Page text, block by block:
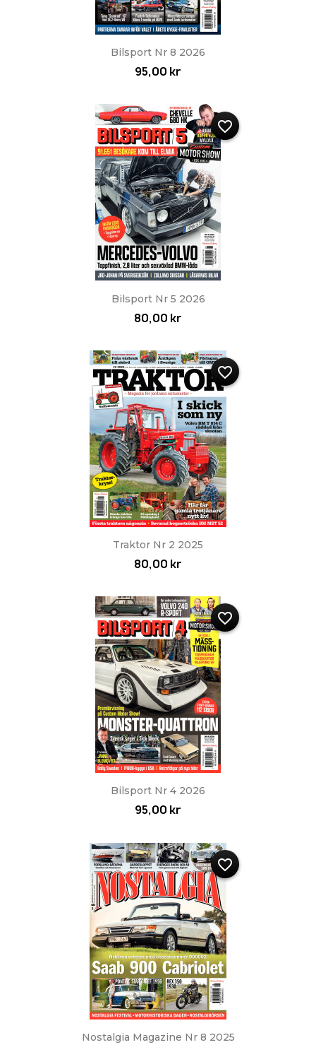
Bilsport Nr 8 2026
95,00 kr
Bilsport Nr 5 2026
80,00 kr
favorite_border
Traktor Nr 2 2025
80,00 kr
favorite_border
Bilsport Nr 4 2026
95,00 kr
favorite_border
Nostalgia Magazine Nr 8 2025
favorite_border